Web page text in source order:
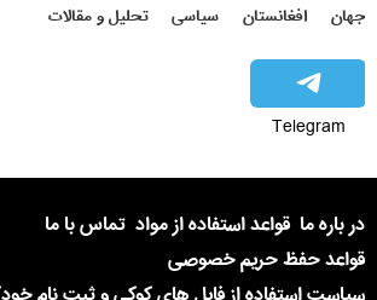
جهان افغانستان سیاسی تحلیل و مقالات
Telegram
در باره ما قواعد استفاده از مواد تماس با ما
قواعد حفظ حریم خصوصی